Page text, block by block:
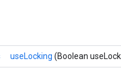
useLocking (Boolean